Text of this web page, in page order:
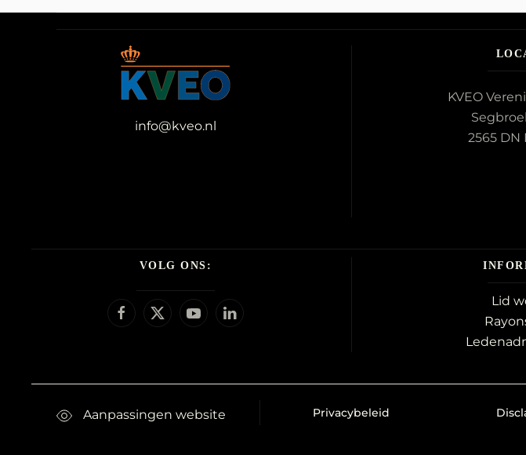
info@kveo.nl
KVEO
2565 DN
VOLG ONS:
Lid
Aanpassingen website Privacybeleid